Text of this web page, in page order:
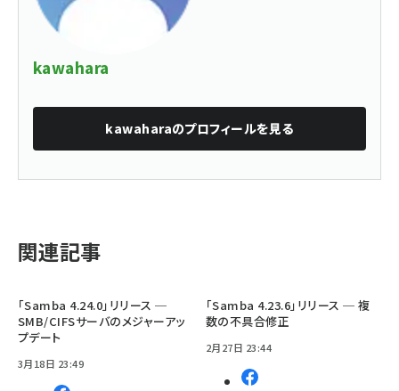
kawahara
kawaharaのプロフィールを見る
関連記事
「Samba 4.24.0」リリース ─
SMB/CIFSサーバのメジャーアッ
プデート
3月18日 23:49
「Samba 4.23.6」リリース ─ 複
数の不具合修正
2月27日 23:44